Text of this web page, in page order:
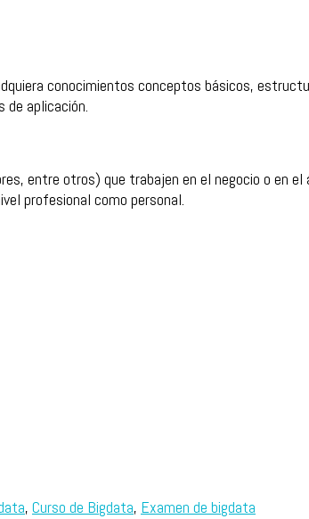
conocimientos conceptos básicos,
de aplicación.
entre otros) que trabajen en el negocio o en
profesional como personal.
, Curso de Bigdata, Examen de bigdata